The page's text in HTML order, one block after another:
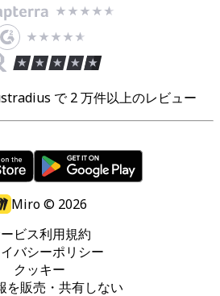
で 2 万件以上のレビュー
Miro © 2026
ビス利用規約
バシーポリシー
クッキー
を販売・共有しない